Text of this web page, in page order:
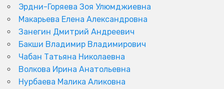
Эрдни-Горяева Зоя Улюмджиевна
Макарьева Елена Александровна
Занегин Дмитрий Андреевич
Бакши Владимир Владимирович
Чабан Татьяна Николаевна
Волкова Ирина Анатольевна
Нурбаева Малика Аликовна